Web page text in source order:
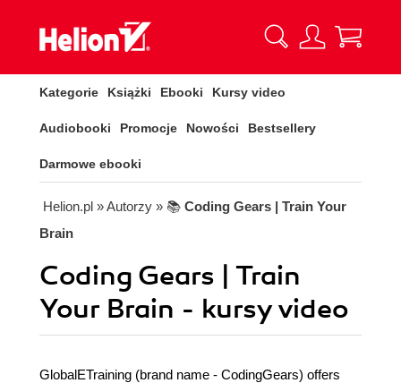
Kategorie Książki Ebooki Kursy video
Audiobooki Promocje Nowości Bestsellery
Darmowe ebooki
Helion.pl » Autorzy » 📚 Coding Gears | Train Your
Brain
Coding Gears | Train
Your Brain - kursy video
GlobalETraining (brand name - CodingGears) offers